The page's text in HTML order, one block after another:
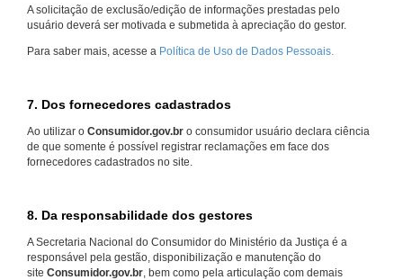
A solicitação de exclusão/edição de informações prestadas pelo
usuário deverá ser motivada e submetida à apreciação do gestor.
Para saber mais, acesse a Política de Uso de Dados Pessoais.
7. Dos fornecedores cadastrados
Ao utilizar o Consumidor.gov.br o consumidor usuário declara ciência
de que somente é possível registrar reclamações em face dos
fornecedores cadastrados no site.
8. Da responsabilidade dos gestores
A Secretaria Nacional do Consumidor do Ministério da Justiça é a
responsável pela gestão, disponibilização e manutenção do
site Consumidor.gov.br, bem como pela articulação com demais